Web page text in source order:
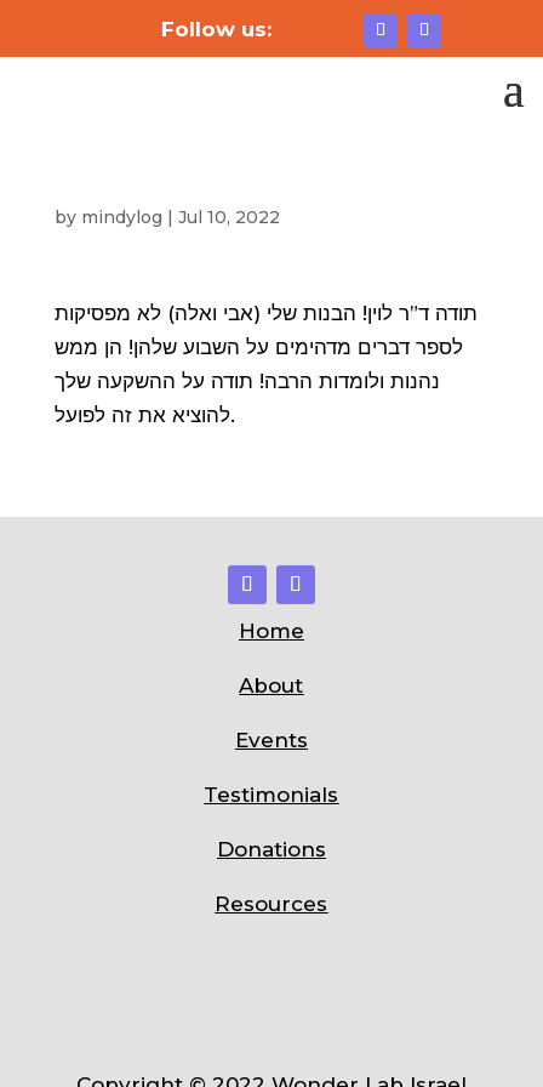
Follow us:
by mindylog | Jul 10, 2022
תודה ד”ר לוין! הבנות שלי (אבי ואלה) לא מפסיקות
לספר דברים מדהימים על השבוע שלהן! הן ממש
נהנות ולומדות הרבה! תודה על ההשקעה שלך
להוציא את זה לפועל.
Home
About
Events
Testimonials
Donations
Resources